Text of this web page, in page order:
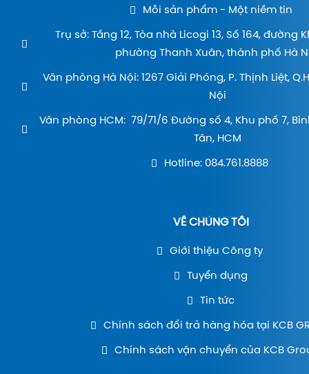
Mỗi sản phẩm - Một niềm tin
Trụ sở: Tầng 12, Tòa nhà Licogi 13, Số 164, đường
phường Thanh Xuân, thành phố Hà
Văn phòng Hà Nội: 1267 Giải Phóng, P. Thịnh Liệt,
Nội
Văn phòng HCM: 79/71/6 Đường số 4, Khu phố 7,
Tân, HCM
Hotline: 084.761.8888
VỀ CHÚNG TÔI
Giới thiệu Công ty
Tuyển dụng
Tin tức
Chính sách đổi trả hàng hóa tại KCB
Chính sách vận chuyển của KCB